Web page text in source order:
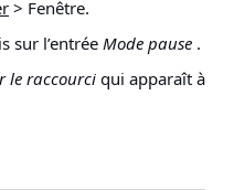
> Fenêtre.
sur l’entrée Mode pause .
le raccourci qui apparaît à